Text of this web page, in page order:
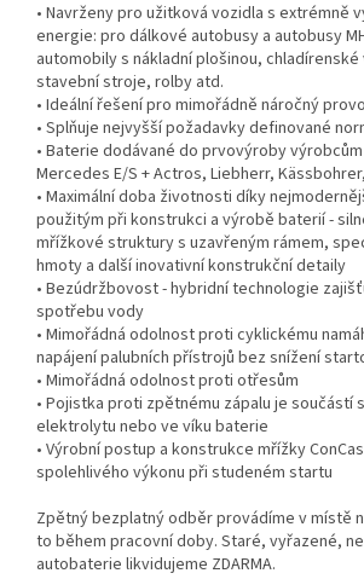
• Navrženy pro užitková vozidla s extrémně
energie: pro dálkové autobusy a autobusy
automobily s nákladní plošinou,
stavební stroje, rolby atd.
• Ideální řešení pro mimořádně náročný
• Splňuje nejvyšší požadavky definované
• Baterie dodávané do prvovýroby
Mercedes E/S + Actros, Liebherr,
• Maximální doba životnosti díky
použitým při konstrukci a výrobě baterií -
mřížkové struktury s uzavřeným rámem,
hmoty a další inovativní konstrukční detaily
• Bezúdržbovost - hybridní technologie
spotřebu vody
• Mimořádná odolnost proti cyklickému
napájení palubních přístrojů bez snížení
• Mimořádná odolnost proti otřesům
• Pojistka proti zpětnému zápalu je součástí
elektrolytu nebo ve víku baterie
• Výrobní postup a konstrukce mřížky
spolehlivého výkonu při studeném startu
Zpětný bezplatný odběr provádíme v místě
to během pracovní doby. Staré, vyřazené,
autobaterie likvidujeme ZDARMA.